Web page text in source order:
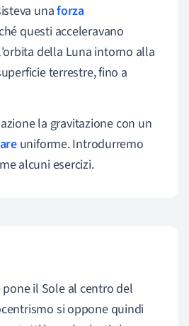
unaforza
questi acceleravano
della Luna intorno alla
terrestre, fino a
la gravitazione con un
uniforme. Introdurremo
alcuni esercizi.
il Sole al centro del
si oppone quindi